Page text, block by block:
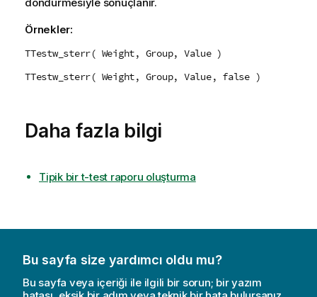
Örnekler:
TTestw_sterr( Weight, Group, Value )
TTestw_sterr( Weight, Group, Value, false )
Daha fazla bilgi
Tipik bir t-test raporu oluşturma
Bu sayfa size yardımcı oldu mu?
Bu sayfa veya içeriği ile ilgili bir sorun; bir yazım